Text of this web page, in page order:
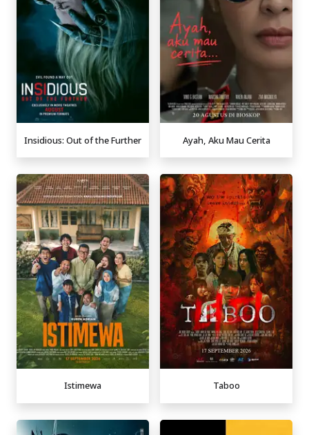
Insidious: Out of the Further Ayah, Aku Mau Cerita
Istimewa Taboo